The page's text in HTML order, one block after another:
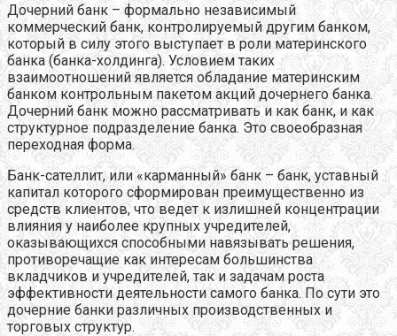
Дочерний банк – формально независимый
коммерческий банк, контролируемый другим банком,
который в силу этого выступает в роли материнского
банка (банка-холдинга). Условием таких
взаимоотношений является обладание материнским
банком контрольным пакетом акций дочернего банка.
Дочерний банк можно рассматривать и как банк, и как
структурное подразделение банка. Это своеобразная
переходная форма.
Банк-сателлит, или «карманный» банк – банк, уставный
капитал которого сформирован преимущественно из
средств клиентов, что ведет к излишней концентрации
влияния у наиболее крупных учредителей,
оказывающихся способными навязывать решения,
противоречащие как интересам большинства
вкладчиков и учредителей, так и задачам роста
эффективности деятельности самого банка. По сути это
дочерние банки различных производственных и
торговых структур.